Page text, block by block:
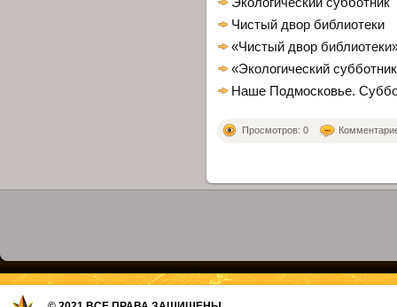
Чистый двор библиотеки
«Чистый двор
«Экологический
Наше Подмосковье.
Просмотров: 0